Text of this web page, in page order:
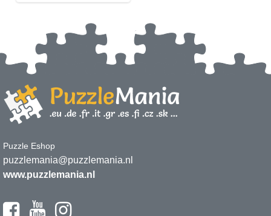
Puzzle Eshop
puzzlemania@puzzlemania.nl
www.puzzlemania.nl